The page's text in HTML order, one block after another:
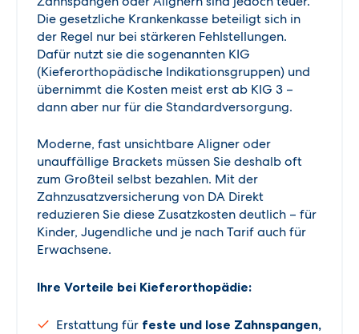
Die gesetzliche Krankenkasse beteiligt sich in
der Regel nur bei stärkeren Fehlstellungen.
Dafür nutzt sie die sogenannten KIG
(Kieferorthopädische Indikationsgruppen) und
übernimmt die Kosten meist erst ab KIG 3 –
dann aber nur für die Standardversorgung.
Moderne, fast unsichtbare Aligner oder
unauffällige Brackets müssen Sie deshalb oft
zum Großteil selbst bezahlen. Mit der
Zahnzusatzversicherung von DA Direkt
reduzieren Sie diese Zusatzkosten deutlich – für
Kinder, Jugendliche und je nach Tarif auch für
Erwachsene.
Ihre Vorteile bei Kieferorthopädie:
Erstattung für feste und lose Zahnspangen,